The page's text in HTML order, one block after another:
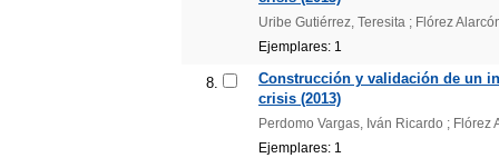
Uribe Gutiérrez, Teresita ; Flórez
Ejemplares: 1
8.
Construcción y validación de un
crisis (2013)
Perdomo Vargas, Iván Ricardo ;
Ejemplares: 1